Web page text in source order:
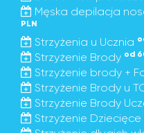
Męska depilacja
PLN
Strzyżenia u Ucznia
Strzyżenie Brody od
Strzyżenie brody +
Strzyżenie Brody u
Strzyżenie Brody
Strzyżenie Dziecięce